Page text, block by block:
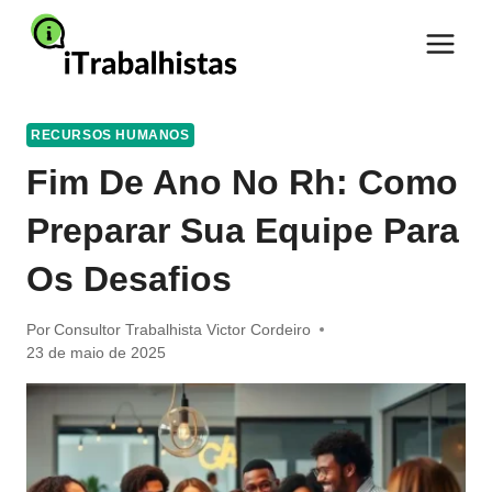
Pular
para
RECURSOS HUMANOS
Fim De Ano No Rh: Como
Preparar Sua Equipe Para
Os Desafios
Por Consultor Trabalhista Victor Cordeiro
23 de maio de 2025